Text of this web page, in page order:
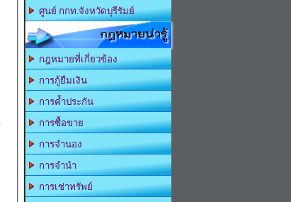
ศูนย์ กกท.จังหวัดบุรีรัมย์
กฎหมายน่ารู้
กฎหมายที่เกี่ยวข้อง
การกู้ยืมเงิน
การค้ำประกัน
การซื้อขาย
การจำนอง
การจำนำ
การเช่าทรัพย์